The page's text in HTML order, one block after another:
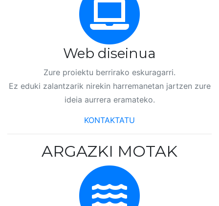
Web diseinua
Zure proiektu berrirako eskuragarri.
Ez eduki zalantzarik nirekin harremanetan jartzen zure
ideia aurrera eramateko.
KONTAKTATU
ARGAZKI MOTAK